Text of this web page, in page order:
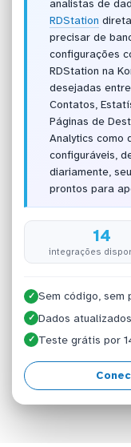
analistas de
RDStation
precisar de
configurações
RDStation na
desejadas
Contatos,
Páginas de
Analytics como
configuráveis,
diariamente,
prontos para
14
integrações
✓ Sem código, sem
✓ Dados
✓ Teste grátis por